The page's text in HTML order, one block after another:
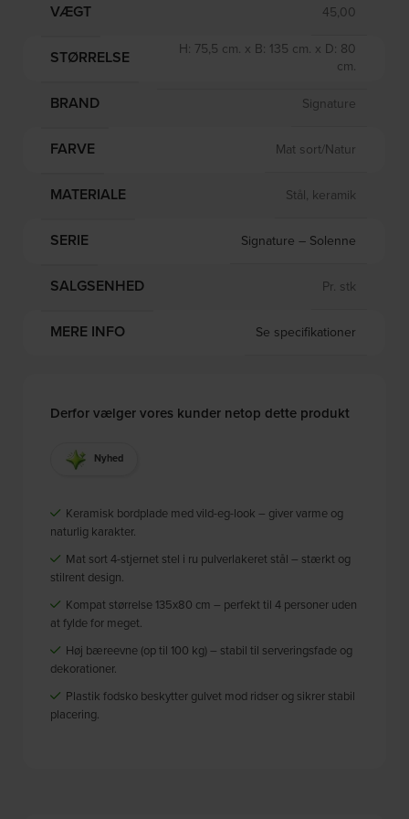
VÆGT 45,00
STØRRELSE
H: 75,5 cm. x B: 135 cm. x D: 80
cm.
BRAND Signature
FARVE Mat sort/Natur
MATERIALE Stål, keramik
SERIE Signature – Solenne
SALGSENHED Pr. stk
MERE INFO Se specifikationer
Derfor vælger vores kunder netop dette produkt
Nyhed
Keramisk bordplade med vild-eg-look – giver varme og
naturlig karakter.
Mat sort 4-stjernet stel i ru pulverlakeret stål – stærkt og
stilrent design.
Kompat størrelse 135x80 cm – perfekt til 4 personer uden
at fylde for meget.
Høj bæreevne (op til 100 kg) – stabil til serveringsfade og
dekorationer.
Plastik fodsko beskytter gulvet mod ridser og sikrer stabil
placering.